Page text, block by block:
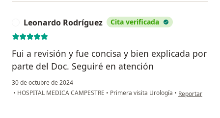
Leonardo Rodríguez Cita verificada
Fui a revisión y fue concisa y bien explicada por
parte del Doc. Seguiré en atención
30 de octubre de 2024
• HOSPITAL MEDICA CAMPESTRE • Primera visita Urología • en opinión del
Reportar